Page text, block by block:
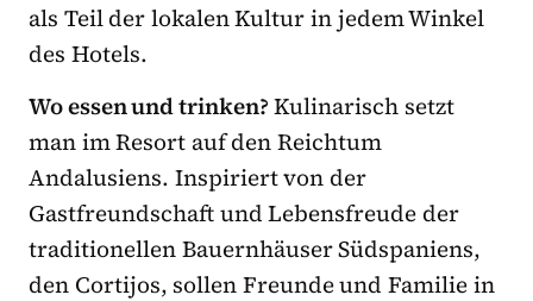
als Teil der lokalen Kultur in jedem Winkel
des Hotels.
Wo essen und trinken?Kulinarisch setzt
man im Resort auf den Reichtum
Andalusiens. Inspiriert von der
Gastfreundschaft und Lebensfreude der
traditionellen Bauernhäuser Südspaniens,
den Cortijos, sollen Freunde und Familie in